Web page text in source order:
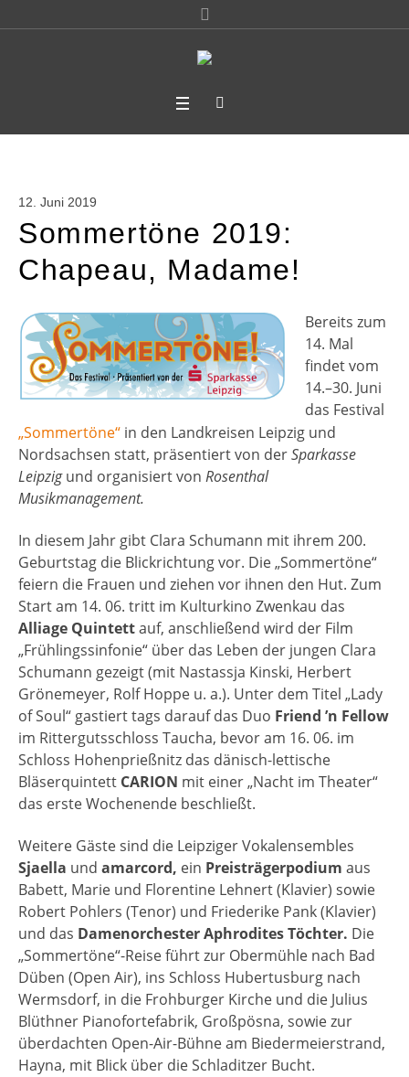
12. Juni 2019
Sommertöne 2019:
Chapeau, Madame!
Bereits zum
14. Mal
findet vom
14.–30. Juni
das Festival
„Sommertöne“ in den Landkreisen Leipzig und
Nordsachsen statt, präsentiert von derSparkasse
Leipzigund organisiert von Rosenthal
Musikmanagement.
In diesem Jahr gibt Clara Schumann mit ihrem 200.
Geburtstag die Blickrichtung vor. Die „Sommertöne“
feiern die Frauen und ziehen vor ihnen den Hut. Zum
Start am 14. 06. tritt im Kulturkino Zwenkau das
Alliage Quintettauf, anschließend wird der Film
„Frühlingssinfonie“ über das Leben der jungen Clara
Schumann gezeigt (mit Nastassja Kinski, Herbert
Grönemeyer, Rolf Hoppe u. a.). Unter dem Titel „Lady
of Soul“ gastiert tags darauf das Duo Friend ’n Fellow
im Rittergutsschloss Taucha, bevor am 16. 06. im
Schloss Hohenprießnitz das dänisch-lettische
Bläserquintett CARION mit einer „Nacht im Theater“
das erste Wochenende beschließt.
Weitere Gäste sind die Leipziger Vokalensembles
Sjaella und amarcord, ein Preisträgerpodium aus
Babett, Marie und Florentine Lehnert (Klavier) sowie
Robert Pohlers (Tenor) und Friederike Pank (Klavier)
und das Damenorchester Aphrodites Töchter. Die
„Sommertöne“-Reise führt zur Obermühle nach Bad
Düben (Open Air), ins Schloss Hubertusburg nach
Wermsdorf, in die Frohburger Kirche und die Julius
Blüthner Pianofortefabrik, Großpösna, sowie zur
überdachten Open-Air-Bühne am Biedermeierstrand,
Hayna, mit Blick über die Schladitzer Bucht.